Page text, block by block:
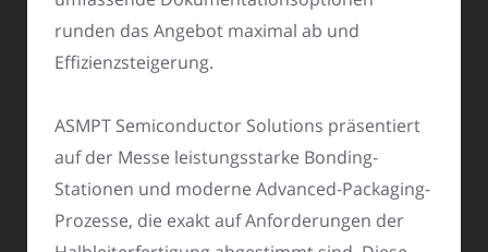
runden das Angebot maximal ab und
Effizienzsteigerung.
ASMPT Semiconductor Solutions präsentiert
auf der Messe leistungsstarke Bonding-
Stationen und moderne Advanced-Packaging-
Prozesse, die exakt auf Anforderungen der